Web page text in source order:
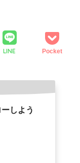
LINE Pocket
しよう